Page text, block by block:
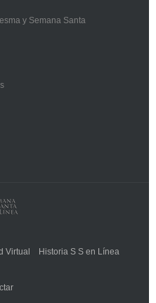
y Semana Santa
Virtual Historia S S en Línea